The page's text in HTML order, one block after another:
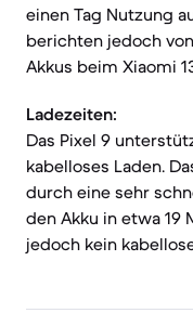
einen Tag Nutzung
berichten jedoch
Akkus beim Xiaomi
Ladezeiten:
Das Pixel 9
kabelloses Laden.
durch eine sehr
den Akku in etwa
jedoch kein